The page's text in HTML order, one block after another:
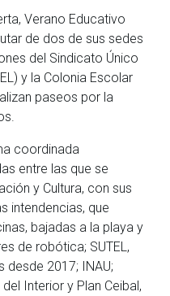
Verano Educativo
de dos de sus sedes
del Sindicato Único
y la Colonia Escolar
paseos por la
coordinada
entre las que se
y Cultura, con sus
intendencias, que
bajadas a la playa y
de robótica; SUTEL,
desde 2017; INAU;
Interior y Plan Ceibal,